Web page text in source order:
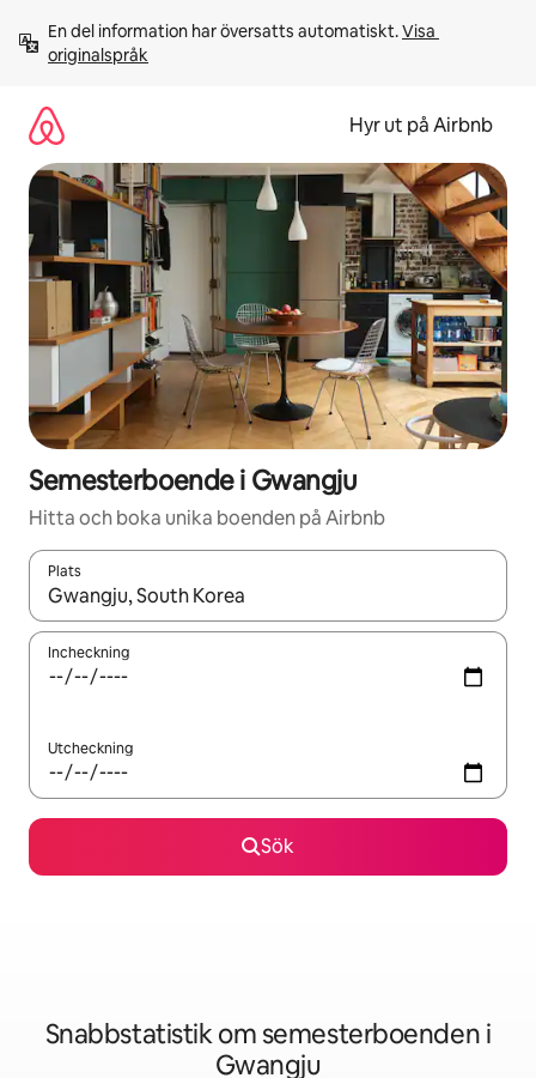
innehåll
En del information har översatts automatiskt. Visa
originalspråk
Hyr ut på Airbnb
Semesterboende i Gwangju
Hitta och boka unika boenden på Airbnb
Plats
När resultaten är tillgängliga kan du navigera med upp- och
Incheckning
Utcheckning
Sök
Snabbstatistik om semesterboenden i
Gwangju